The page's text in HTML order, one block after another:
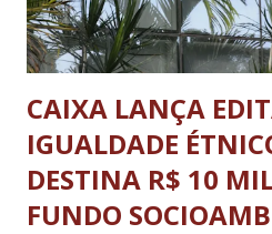
ecossistema que se destaca
tecnológ...
CAIXA LANÇA
IGUALDADE
DESTINA R$ 10
FUNDO